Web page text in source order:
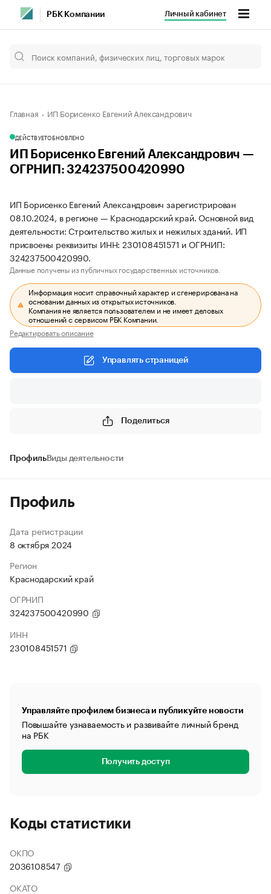
РБК Компании Личный кабинет
Главная ИП Борисенко Евгений Александрович
ДЕЙСТВУЕТОБНОВЛЕНО
ИП Борисенко Евгений Александрович —
ОГРНИП: 324237500420990
ИП Борисенко Евгений Александрович зарегистрирован
08.10.2024, в регионе — Краснодарский край. Основной вид
деятельности: Строительство жилых и нежилых зданий. ИП
присвоены реквизиты ИНН: 230108451571 и ОГРНИП:
324237500420990.
Данные получены из публичных государственных источников.
Информация носит справочный характер и сгенерирована на
основании данных из открытых источников.
Компания не является пользователем и не имеет деловых
отношений с сервисом РБК Компании.
Редактировать описание
Управлять страницей
Поделиться
ПрофильВиды деятельности
Профиль
Дата регистрации
8 октября 2024
Регион
Краснодарский край
ОГРНИП
324237500420990
ИНН
230108451571
Управляйте профилем бизнеса и публикуйте новости
Повышайте узнаваемость и развивайте личный бренд
на РБК
Получить доступ
Коды статистики
ОКПО
2036108547
ОКАТО